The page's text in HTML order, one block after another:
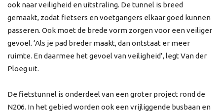
ook naar veiligheid en uitstraling. De tunnel is breed
gemaakt, zodat fietsers en voetgangers elkaar goed kunnen
passeren. Ook moet de brede vorm zorgen voor een veiliger
gevoel. ‘Als je pad breder maakt, dan ontstaat er meer
ruimte. En daarmee het gevoel van veiligheid’, legt Van der
Ploeg uit.
De fietstunnel is onderdeel van een groter project rond de
N206. In het gebied worden ook een vrijliggende busbaan en